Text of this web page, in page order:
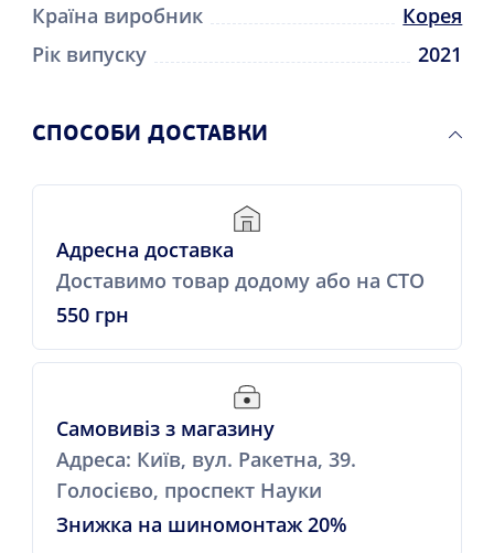
Країна виробник
Корея
Рік випуску
2021
СПОСОБИ ДОСТАВКИ
Адресна доставка
Доставимо товар додому або на СТО
550 грн
Самовивіз з магазину
Адреса: Київ, вул. Ракетна, 39.
Голосієво, проспект Науки
Знижка на шиномонтаж 20%